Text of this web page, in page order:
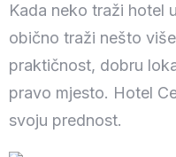
Kada neko traži hotel
obično traži nešto
praktičnost, dobru
pravo mjesto. Hotel
svoju prednost.